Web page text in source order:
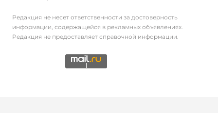
Редакция не несет ответственности за достоверность
информации, содержащейся в рекламных объявлениях.
Редакция не предоставляет справочной информации.